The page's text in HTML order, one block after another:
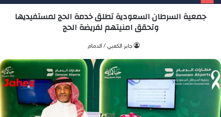
جمعية السرطان السعودية تطلق خدمة الحج لمستفيديها
وتحقق امنيتهم لفريضة الحج
جابر الكعبي / الدمام